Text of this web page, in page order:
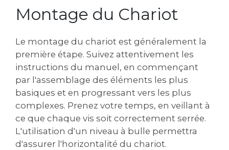
Montage du Chariot
Le montage du chariot est généralement la
première étape. Suivez attentivement les
instructions du manuel, en commençant
par l'assemblage des éléments les plus
basiques et en progressant vers les plus
complexes. Prenez votre temps, en veillant à
ce que chaque vis soit correctement serrée.
L'utilisation d'un niveau à bulle permettra
d'assurer l'horizontalité du chariot.